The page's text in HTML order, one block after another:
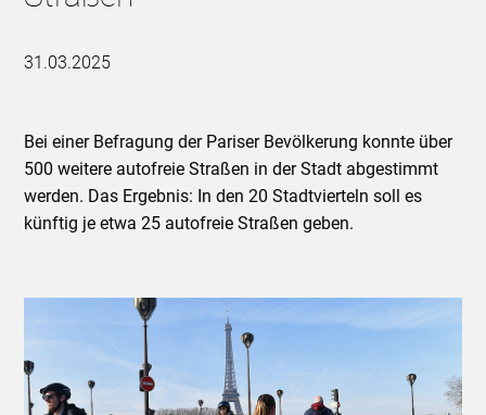
31.03.2025
Bei einer Befragung der Pariser Bevölkerung konnte über
500 weitere autofreie Straßen in der Stadt abgestimmt
werden. Das Ergebnis: In den 20 Stadtvierteln soll es
künftig je etwa 25 autofreie Straßen geben.